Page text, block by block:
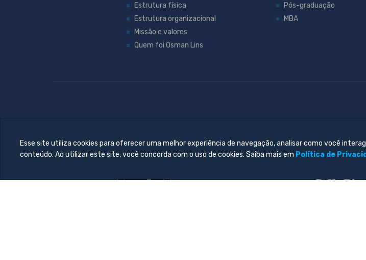
Estrutura física
Estrutura organizacional
Missão e valores
Quem foi Osman Lins
Pós-graduação
MBA
Esse site utiliza cookies para oferecer uma melhor experiência de navegação, analisar como você
conteúdo. Ao utilizar este site, você concorda com o uso de cookies. Saiba mais em Política de